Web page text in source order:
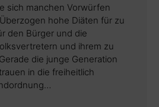
sich manchen Vorwürfen
hohe Diäten für zu
den Bürger und die
und ihrem zu
die junge Generation
in die freiheitlich